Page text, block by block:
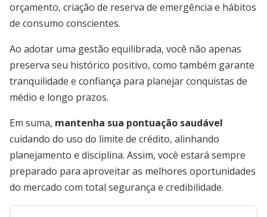
orçamento, criação de reserva de emergência e hábitos
de consumo conscientes.
Ao adotar uma gestão equilibrada, você não apenas
preserva seu histórico positivo, como também garante
tranquilidade e confiança para planejar conquistas de
médio e longo prazos.
Em suma, mantenha sua pontuação saudável
cuidando do uso do limite de crédito, alinhando
planejamento e disciplina. Assim, você estará sempre
preparado para aproveitar as melhores oportunidades
do mercado com total segurança e credibilidade.